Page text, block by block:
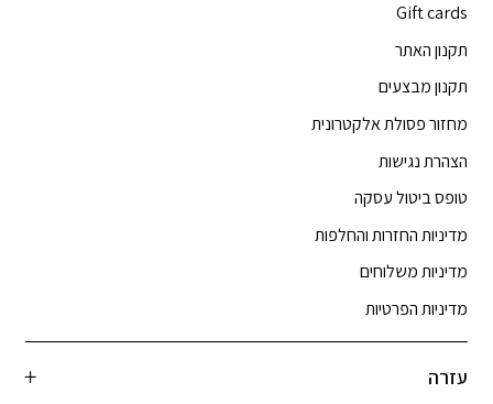
Gift cards
תקנון האתר
תקנון מבצעים
מחזור פסולת אלקטרונית
הצהרת נגישות
טופס ביטול עסקה
מדיניות החזרות והחלפות
מדיניות משלוחים
מדיניות הפרטיות
עזרה